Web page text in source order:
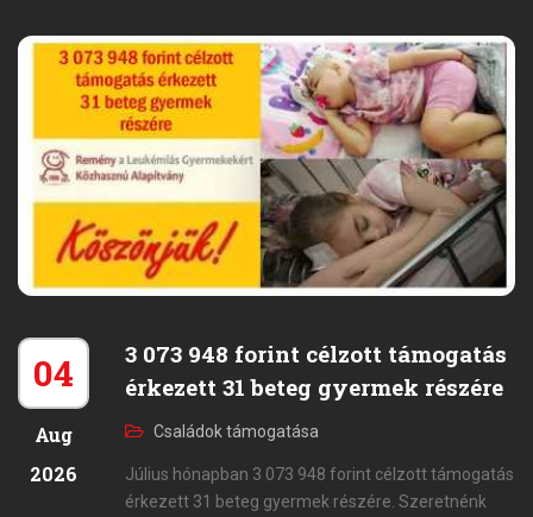
04
Aug
2026
3 073 948 forint célzott támogatás
érkezett 31 beteg gyermek részére
Családok támogatása
Július hónapban 3 073 948 forint célzott támogatás
érkezett 31 beteg gyermek részére. Szeretnénk